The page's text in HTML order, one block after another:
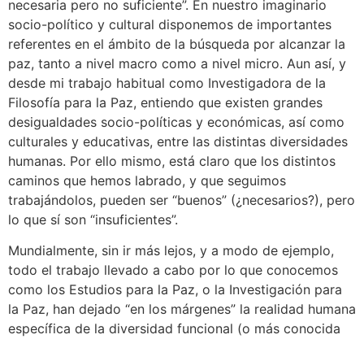
necesaria pero no suficiente”. En nuestro imaginario
socio-político y cultural disponemos de importantes
referentes en el ámbito de la búsqueda por alcanzar la
paz, tanto a nivel macro como a nivel micro. Aun así, y
desde mi trabajo habitual como Investigadora de la
Filosofía para la Paz, entiendo que existen grandes
desigualdades socio-políticas y económicas, así como
culturales y educativas, entre las distintas diversidades
humanas. Por ello mismo, está claro que los distintos
caminos que hemos labrado, y que seguimos
trabajándolos, pueden ser “buenos” (¿necesarios?), pero
lo que sí son “insuficientes”.
Mundialmente, sin ir más lejos, y a modo de ejemplo,
todo el trabajo llevado a cabo por lo que conocemos
como los Estudios para la Paz, o la Investigación para
la Paz, han dejado “en los márgenes” la realidad humana
específica de la diversidad funcional (o más conocida